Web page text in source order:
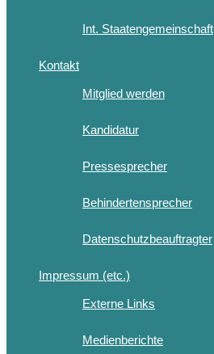
Int. Staatengemeinschaft
Kontakt
Mitglied werden
Kandidatur
Pressesprecher
Behindertensprecher
Datenschutzbeauftragter
Impressum (etc.)
Externe Links
Medienberichte